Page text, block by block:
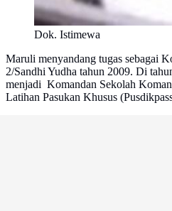
Dok. Istimewa
Maruli menyandang tugas sebagai
2/Sandhi Yudha tahun 2009. Di
menjadi Komandan Sekolah
Latihan Pasukan Khusus